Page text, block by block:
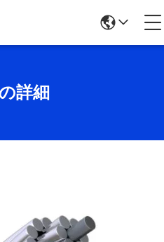
詳細